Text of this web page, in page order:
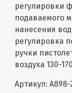
регулировки
подаваемого
нанесения
регулировка
ручки
воздуха 130-
Артикул: A898-